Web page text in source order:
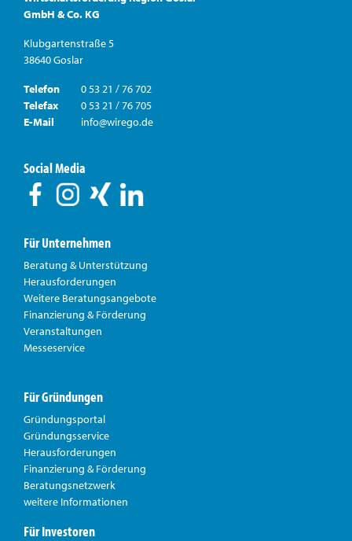
GmbH & Co. KG
Klubgartenstraße 5
38640 Goslar
Telefon
0 53 21 / 76 702
Telefax
0 53 21 / 76 705
E-Mail
info@wirego.de
Social Media
Für Unternehmen
Beratung & Unterstützung
Herausforderungen
Weitere Beratungsangebote
Finanzierung & Förderung
Veranstaltungen
Messeservice
Für Gründungen
Gründungsportal
Gründungsservice
Herausforderungen
Finanzierung & Förderung
Beratungsnetzwerk
weitere Informationen
Für Investoren